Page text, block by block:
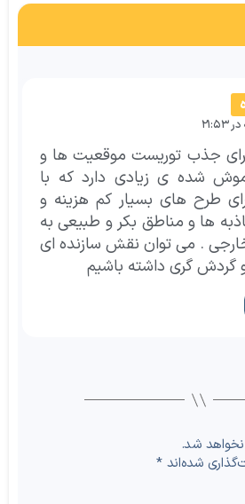
جذب توریست موقعیت ها و
شده ی زیادی دارد که با
طرح های بسیار کم هزینه و
ها و مناطق بکر و طبیعی به
خارجی . می توان نقش سازنده ای
گری داشته باشیم
شد.
شده‌اند*